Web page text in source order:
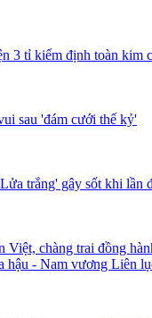
3 tỉ kiểm định toàn kim
sau 'đám cưới thế kỷ'
trắng' gây sốt khi lần
Việt, chàng trai đồng
hậu - Nam vương Liên